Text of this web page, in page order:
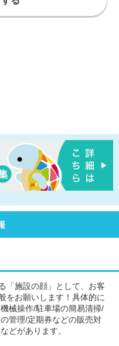
「施設の顔」として、お客
をお願いします！具体的に
械操作/駐車場の簡易清掃/
管理/定期券などの販売対
どがあります。